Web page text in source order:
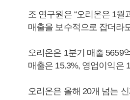
조 연구원은 “오리온은 1월
매출을 보수적으로 잡더라
오리온은 1분기 매출 5659
매출은 15.3%, 영업이익은
오리온은 올해 20개 넘는